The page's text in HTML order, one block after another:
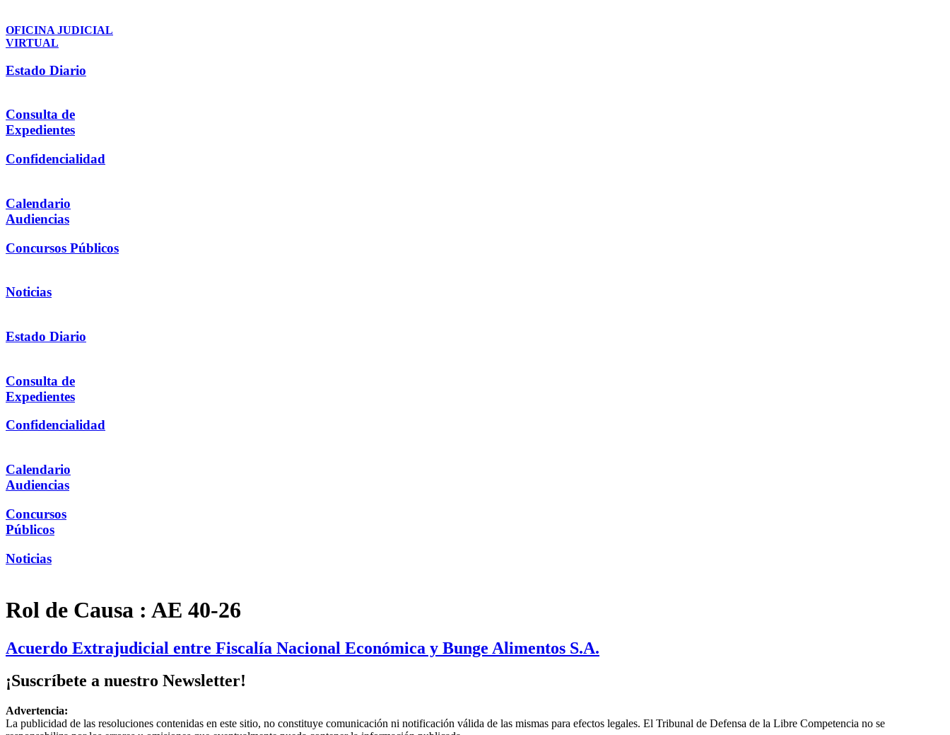
OFICINA JUDICIAL
VIRTUAL
Estado Diario
Consulta de
Expedientes
Confidencialidad
Calendario
Audiencias
Concursos Públicos
Noticias
Estado Diario
Consulta de
Expedientes
Confidencialidad
Calendario
Audiencias
Concursos
Públicos
Noticias
Rol de Causa : AE 40-26
Acuerdo Extrajudicial entre Fiscalía Nacional Económica y Bunge Alimentos S.A.
¡Suscríbete a nuestro Newsletter!
Advertencia:
La publicidad de las resoluciones contenidas en este sitio, no constituye comunicación ni notificación válida de las mismas para efectos legales. El Tribunal de Defensa de la Libre Competencia no se